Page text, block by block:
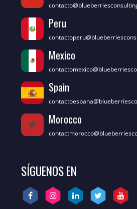
Peru
Mexico
Spain
Morocco
SÍGUENOS EN